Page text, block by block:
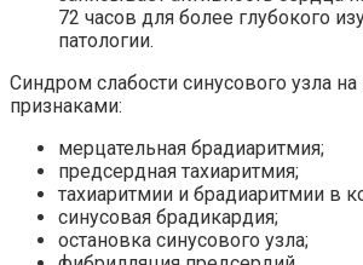
72 часов для более глубокого
патологии.
Синдром слабости синусового узла
признаками:
мерцательная брадиаритмия;
предсердная тахиаритмия;
тахиаритмии и брадиаритмии в
синусовая брадикардия;
остановка синусового узла;